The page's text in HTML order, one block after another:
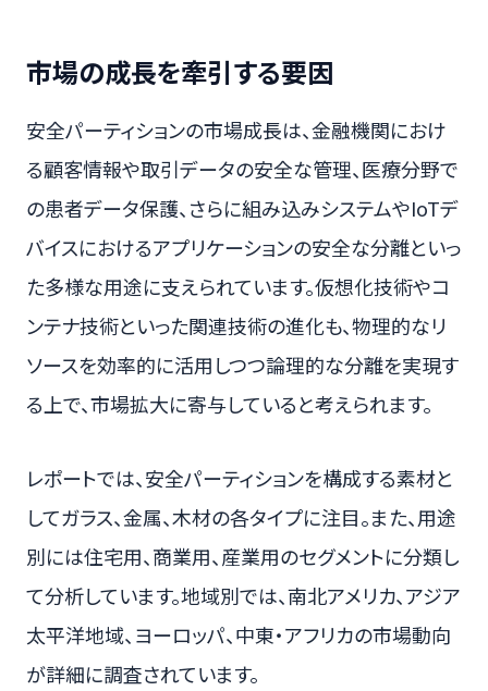
市場の成長を牽引する要因
安全パーティションの市場成長は、金融機関におけ
る顧客情報や取引データの安全な管理、医療分野で
の患者データ保護、さらに組み込みシステムやIoTデ
バイスにおけるアプリケーションの安全な分離といっ
た多様な用途に支えられています。仮想化技術やコ
ンテナ技術といった関連技術の進化も、物理的なリ
ソースを効率的に活用しつつ論理的な分離を実現す
る上で、市場拡大に寄与していると考えられます。
レポートでは、安全パーティションを構成する素材と
してガラス、金属、木材の各タイプに注目。また、用途
別には住宅用、商業用、産業用のセグメントに分類し
て分析しています。地域別では、南北アメリカ、アジア
太平洋地域、ヨーロッパ、中東・アフリカの市場動向
が詳細に調査されています。